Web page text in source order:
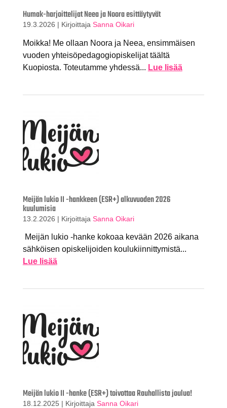
Humak-harjoittelijat Neea ja Noora esittäytyvät
19.3.2026 | Kirjoittaja Sanna Oikari
Moikka! Me ollaan Noora ja Neea, ensimmäisen
vuoden yhteisöpedagogiopiskelijat täältä
Kuopiosta. Toteutamme yhdessä... Lue lisää
Meijän lukio II -hankkeen (ESR+) alkuvuoden 2026
kuulumisia
13.2.2026 | Kirjoittaja Sanna Oikari
Meijän lukio -hanke kokoaa kevään 2026 aikana
sähköisen opiskelijoiden koulukiinnittymistä...
Lue lisää
Meijän lukio II -hanke (ESR+) toivottaa Rauhallista joulua!
18.12.2025 | Kirjoittaja Sanna Oikari